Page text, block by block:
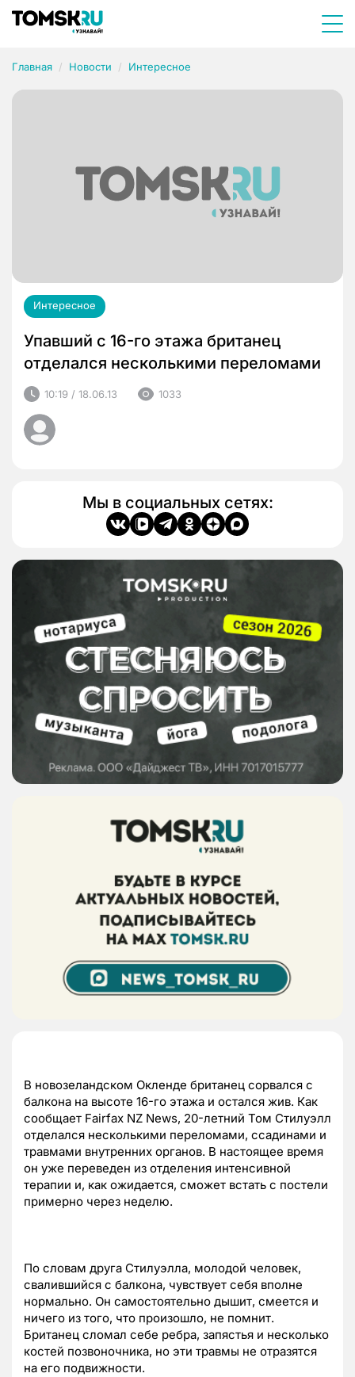
Главная Новости Интересное
Интересное
Упавший с 16-го этажа британец
отделался несколькими переломами
10:19 / 18.06.13 1033
Мы в социальных сетях:
В новозеландском Окленде британец сорвался с
балкона на высоте 16-го этажа и остался жив. Как
сообщает Fairfax NZ News, 20-летний Том Стилуэлл
отделался несколькими переломами, ссадинами и
травмами внутренних органов. В настоящее время
он уже переведен из отделения интенсивной
терапии и, как ожидается, сможет встать с постели
примерно через неделю.
По словам друга Стилуэлла, молодой человек,
свалившийся с балкона, чувствует себя вполне
нормально. Он самостоятельно дышит, смеется и
ничего из того, что произошло, не помнит.
Британец сломал себе ребра, запястья и несколько
костей позвоночника, но эти травмы не отразятся
на его подвижности.